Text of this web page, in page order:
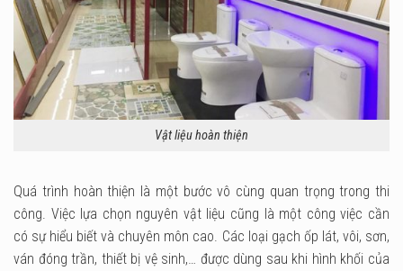
Vật liệu hoàn thiện
Quá trình hoàn thiện là một bước vô cùng quan trọng trong thi
công. Việc lựa chọn nguyên vật liệu cũng là một công việc cần
có sự hiểu biết và chuyên môn cao. Các loại gạch ốp lát, vôi, sơn,
ván đóng trần, thiết bị vệ sinh,… được dùng sau khi hình khối của